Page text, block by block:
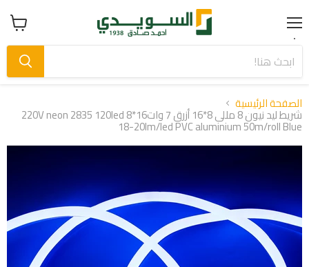
Menu عرض
سلة
الصفحة الرئيسية
شريط ليد نيون 8 مللى 8*16 أزرق 7 وات220V neon 2835 120led 8*16
18-20lm/led PVC aluminium 50m/roll Blue